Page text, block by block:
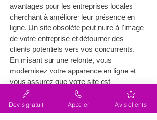
avantages pour les entreprises locales
cherchant à améliorer leur présence en
ligne. Un site obsolète peut nuire à l'image
de votre entreprise et détourner des
clients potentiels vers vos concurrents.
En misant sur une refonte, vous
modernisez votre apparence en ligne et
vous assurez que votre site est
compatible avec les dernières
technologies, telles que les appareils
mobiles et les nouveaux navigateurs. Cela
Devis gratuit Appeler Avis clients